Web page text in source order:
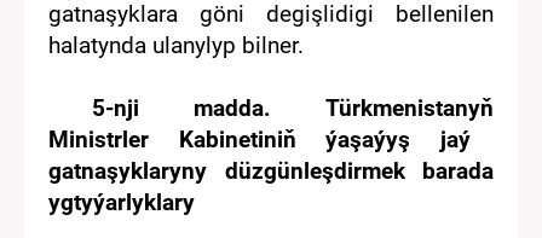
gatnaşyklara göni degişlidigi bellenil en
halatynda ulanylyp bilner.
5-nji madda.
Türkmenistanyň
Ministrler Kabinetiniň ýaşaýyş jaý
gatnaşyklaryny düzgünleşdirmek barada
ygtyýarlyklary